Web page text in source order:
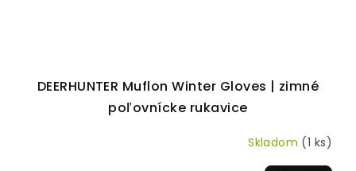
DEERHUNTER Muflon Winter Gloves | zimné
poľovnícke rukavice
Skladom (1 ks)